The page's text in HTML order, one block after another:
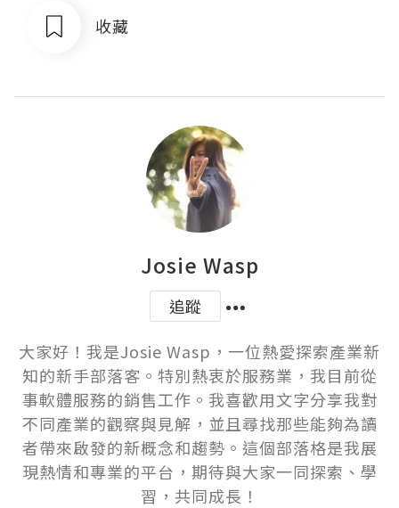
收藏
Josie Wasp
追蹤
大家好！我是Josie Wasp，一位熱愛探索產業新
知的新手部落客。特別熱衷於服務業，我目前從
事軟體服務的銷售工作。我喜歡用文字分享我對
不同產業的觀察與見解，並且尋找那些能夠為讀
者帶來啟發的新概念和趨勢。這個部落格是我展
現熱情和專業的平台，期待與大家一同探索、學
習，共同成長！